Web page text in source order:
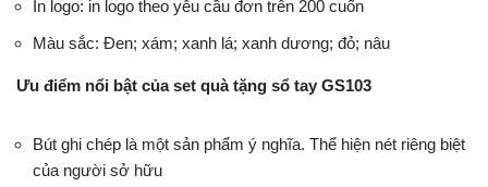
In logo: in logo theo yêu cầu đơn trên 200 cuốn
Màu sắc: Đen; xám; xanh lá; xanh dương; đỏ; nâu
Ưu điểm nổi bật của set quà tặng sổ tay GS103
Bút ghi chép là một sản phẩm ý nghĩa. Thể hiện nét riêng biệt
của người sở hữu